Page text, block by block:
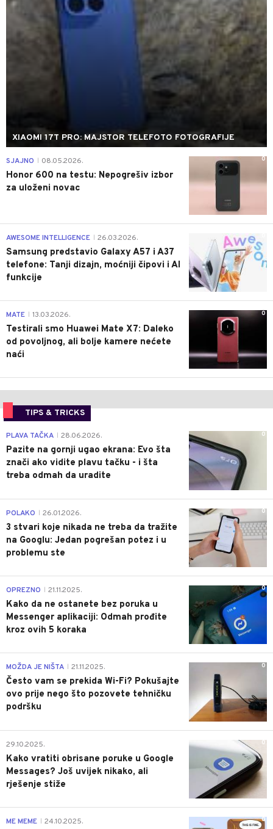
XIAOMI 17T PRO: MAJSTOR TELEFOTO FOTOGRAFIJE
0
SJAJNO 08.05.2026.
Honor 600 na testu: Nepogrešiv izbor
za uloženi novac
AWESOME INTELLIGENCE 26.03.2026.
Samsung predstavio Galaxy A57 i A37
telefone: Tanji dizajn, moćniji čipovi i AI
funkcije
0
MATE 13.03.2026.
Testirali smo Huawei Mate X7: Daleko
od povoljnog, ali bolje kamere nećete
naći
TIPS & TRICKS
0
PLAVA TAČKA 28.06.2026.
Pazite na gornji ugao ekrana: Evo šta
znači ako vidite plavu tačku - i šta
treba odmah da uradite
0
POLAKO 26.01.2026.
3 stvari koje nikada ne treba da tražite
na Googlu: Jedan pogrešan potez i u
problemu ste
0
OPREZNO 21.11.2025.
Kako da ne ostanete bez poruka u
Messenger aplikaciji: Odmah prođite
kroz ovih 5 koraka
0
MOŽDA JE NIŠTA 21.11.2025.
Često vam se prekida Wi-Fi? Pokušajte
ovo prije nego što pozovete tehničku
podršku
0
29.10.2025.
Kako vratiti obrisane poruke u Google
Messages? Još uvijek nikako, ali
rješenje stiže
0
ME MEME 24.10.2025.